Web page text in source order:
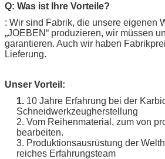
Q: Was ist Ihre Vorteile?
: Wir sind Fabrik, die unsere eigenen
„JOEBEN“ produzieren, wir müssen
garantieren. Auch wir haben
Lieferung.
Unser Vorteil:
1. 10 Jahre Erfahrung bei der
Schneidwerkzeugherstellung
2. Vom Reihenmaterial, zum von
bearbeiten.
3. Produktionsausrüstung der
reiches Erfahrungsteam